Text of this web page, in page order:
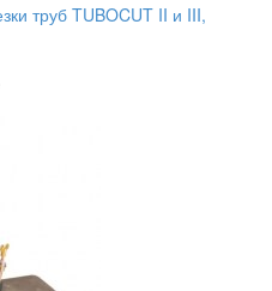
труб TUBOCUT II и III,